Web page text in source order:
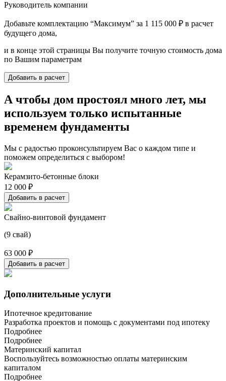
Руководитель компании
Добавьте комплектацию “Максимум” за 1 115 000 ₽ в расчет
будущего дома,
и в конце этой страницы Вы получите точную стоимость дома
по Вашим параметрам
Добавить в расчет
А чтобы дом простоял много лет, мы
используем только испытанные
временем фундаменты
Мы с радостью проконсультируем Вас о каждом типе и
поможем определиться с выбором!
Керамзито-бетонные блоки
12 000 ₽
Добавить в расчет
Свайно-винтовой фундамент
(9 свай)
63 000 ₽
Добавить в расчет
Дополнительные услуги
Ипотечное кредитование
Разработка проектов и помощь с документами под ипотеку
Подробнее
Подробнее
Материнский капитал
Воспользуйтесь возможностью оплаты материнским
капиталом
Подробнее